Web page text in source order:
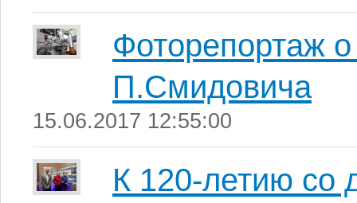
Фоторепортаж
П.Смидовича
15.06.2017 12:55:00
К 120-летию со